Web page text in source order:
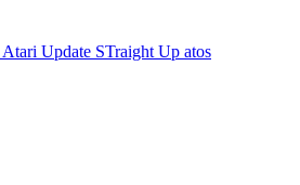
Atari Update STraight Up atos